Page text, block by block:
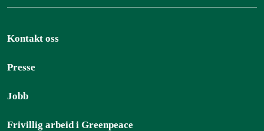
Kontakt oss
Presse
Jobb
Frivillig arbeid i Greenpeace